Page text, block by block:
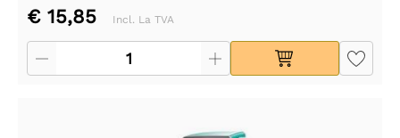
€ 15,85 Incl. La TVA